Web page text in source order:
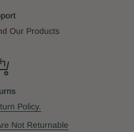
Our Products
Policy.
Not Returnable